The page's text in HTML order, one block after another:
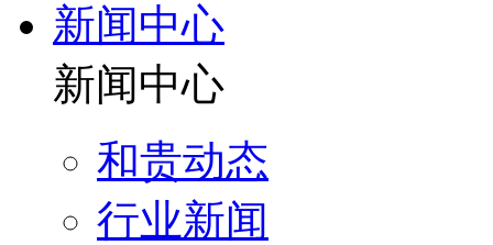
新闻中心
新闻中心
和贵动态
行业新闻